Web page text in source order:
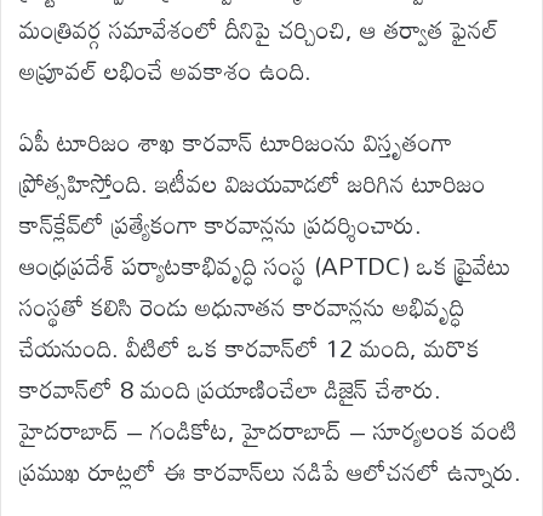
మంత్రివర్గ సమావేశంలో దీనిపై చర్చించి, ఆ తర్వాత ఫైనల్
అప్రూవల్ లభించే అవకాశం ఉంది.
ఏపీ టూరిజం శాఖ కారవాన్ టూరిజంను విస్తృతంగా
ప్రోత్సహిస్తోంది. ఇటీవల విజయవాడలో జరిగిన టూరిజం
కాన్‌క్లేవ్‌లో ప్రత్యేకంగా కారవాన్లను ప్రదర్శించారు.
ఆంధ్రప్రదేశ్ పర్యాటకాభివృద్ధి సంస్థ (APTDC) ఒక ప్రైవేటు
సంస్థతో కలిసి రెండు అధునాతన కారవాన్లను అభివృద్ధి
చేయనుంది. వీటిలో ఒక కారవాన్‌లో 12 మంది, మరొక
కారవాన్‌లో 8 మంది ప్రయాణించేలా డిజైన్ చేశారు.
హైదరాబాద్‌ – గండికోట, హైదరాబాద్‌ – సూర్యలంక వంటి
ప్రముఖ రూట్లలో ఈ కారవాన్‌లు నడిపే ఆలోచనలో ఉన్నారు.